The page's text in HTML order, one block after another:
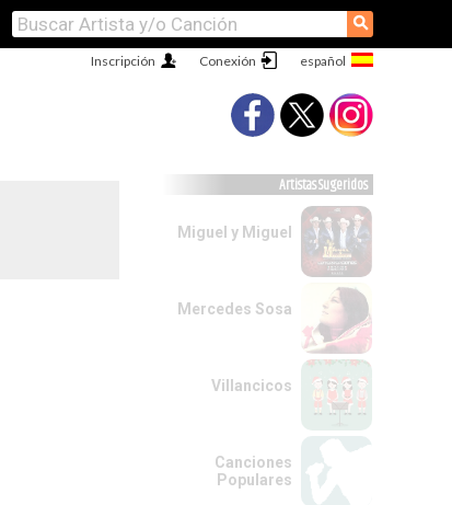
⚲
Conexión
Inscripción
Artistas Sugeridos
Miguel y Miguel
Mercedes Sosa
Villancicos
Canciones
Populares